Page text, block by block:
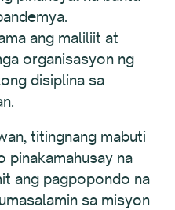
ang maliliit at
organisasyon ng
disiplina sa
titingnang mabuti
pinakamahusay na
ang pagpopondo na
sa misyon